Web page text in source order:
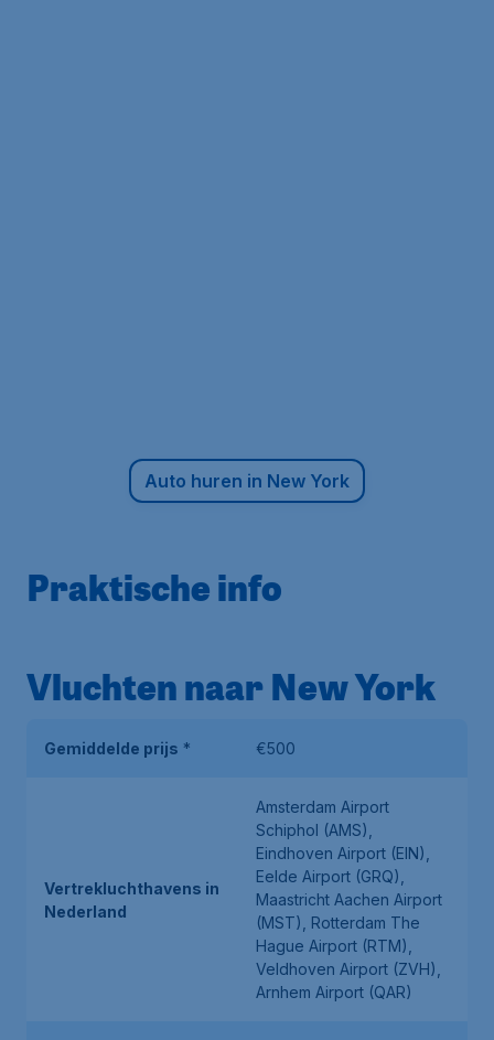
Auto huren in New York
Praktische info
Vluchten naar New York
Gemiddelde prijs * €500
Vertrekluchthavens in
Nederland
Amsterdam Airport
Schiphol (AMS),
Eindhoven Airport (EIN),
Eelde Airport (GRQ),
Maastricht Aachen Airport
(MST), Rotterdam The
Hague Airport (RTM),
Veldhoven Airport (ZVH),
Arnhem Airport (QAR)